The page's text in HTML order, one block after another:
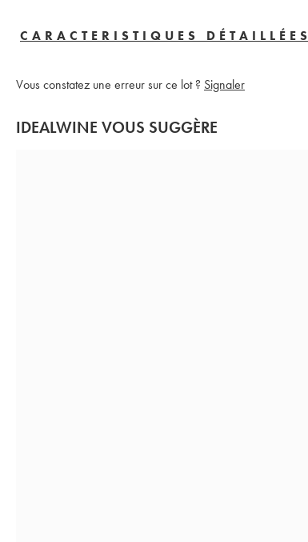
CARACTERISTIQUES DÉTAILLÉES
Vous constatez une erreur sur ce lot ? Signaler
IDEALWINE VOUS SUGGÈRE